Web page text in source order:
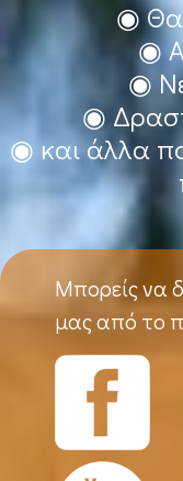
◉
◉
◉
◉
◉ και άλλα
Μπορείς να
μας από το